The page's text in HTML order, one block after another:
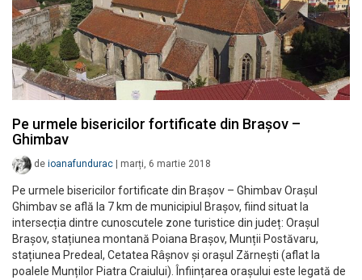
Pe urmele bisericilor fortificate din Brașov –
Ghimbav
de ioanafundurac marți, 6 martie 2018
Pe urmele bisericilor fortificate din Brașov – Ghimbav Orașul
Ghimbav se află la 7 km de municipiul Brașov, fiind situat la
intersecția dintre cunoscutele zone turistice din județ: Orașul
Brașov, stațiunea montană Poiana Brașov, Munții Postăvaru,
stațiunea Predeal, Cetatea Râșnov și orașul Zărnești (aflat la
poalele Munților Piatra Craiului). Înființarea orașului este legată de